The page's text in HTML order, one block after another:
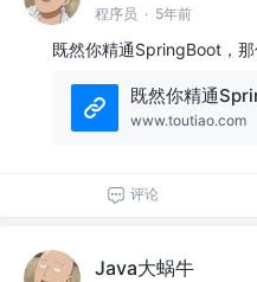
程序员 · 5年前
既然你精通SpringBoot，
www.toutiao.com
评论
Java大蜗牛